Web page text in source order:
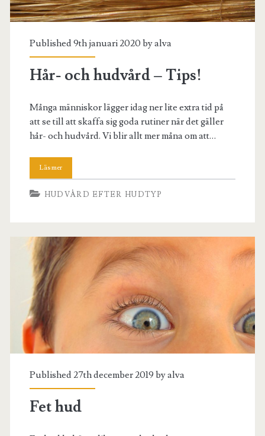
Published 9th januari 2020 byalva
Hår- och hudvård – Tips!
Många människor lägger idag ner lite extra tid på
att se till att skaffa sig goda rutiner när det gäller
hår- och hudvård. Vi blir allt mer måna om att…
HUDVÅRD EFTER HUDTYP
Published 27th december 2019 byalva
Fet hud